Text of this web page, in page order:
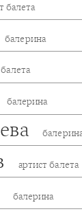
балета
балерина
балерина
артист балета
балерина